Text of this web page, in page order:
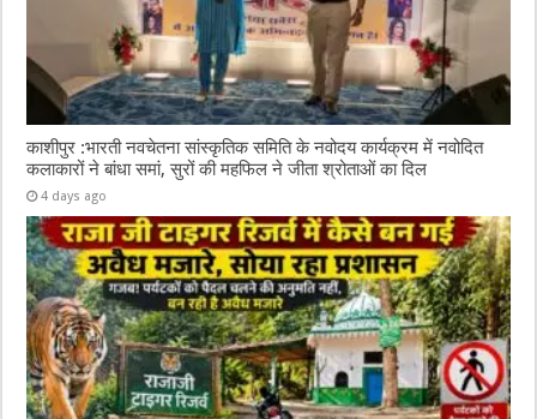
काशीपुर :भारती नवचेतना सांस्कृतिक समिति के नवोदय कार्यक्रम में नवोदित
कलाकारों ने बांधा समां, सुरों की महफिल ने जीता श्रोताओं का दिल
4 days ago